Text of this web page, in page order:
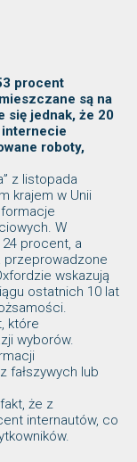
procent
są na
się jednak, że 20
roboty,
z listopada
krajem w Unii
W
procent, a
przeprowadzone
wskazują
ostatnich 10 lat
które
wyborów.
fałszywych lub
że z
internautów, co